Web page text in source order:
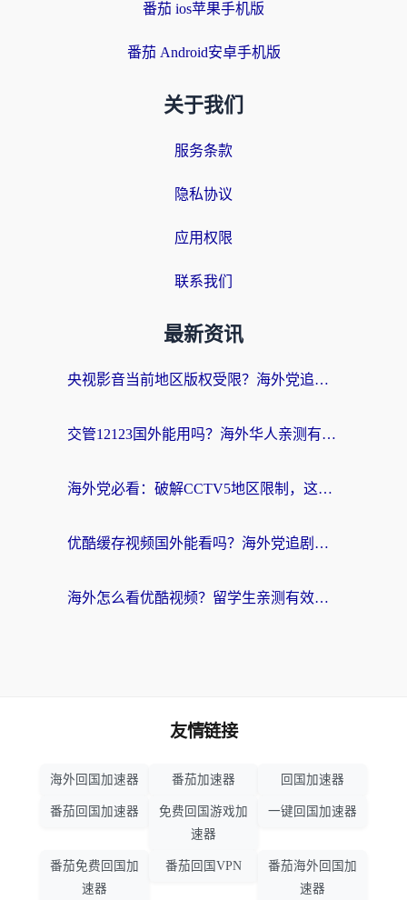
番茄 ios苹果手机版
番茄 Android安卓手机版
关于我们
服务条款
隐私协议
应用权限
联系我们
最新资讯
央视影音当前地区版权受限？海外党追剧看片的终极解决方案来了
交管12123国外能用吗？海外华人亲测有效的回国加速器选择指南
海外党必看：破解CCTV5地区限制，这样看欧洲杯奥运直播才够爽！
优酷缓存视频国外能看吗？海外党追剧看片的终极解决方案来了
海外怎么看优酷视频？留学生亲测有效的回国加速器选择指南
友情链接
海外回国加速器 番茄加速器 回国加速器
番茄回国加速器
免费回国游戏加
速器
一键回国加速器
番茄免费回国加
速器
番茄回国VPN
番茄海外回国加
速器